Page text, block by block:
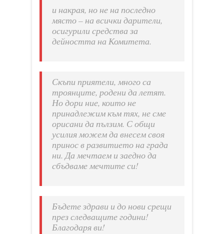
и накрая, но не на последно
място – на всички дарители,
осигурили средства за
дейността на Комитета.
Скъпи приятели, много са
троянците, родени да летят.
Но дори ние, които не
принадлежим към тях, не сме
орисани да пълзим. С общи
усилия можем да внесем своя
принос в развитието на града
ни. Да мечтаем и заедно да
сбъдваме мечтите си!
Бъдете здрави и до нови срещи
през следващите години!
Благодаря ви!